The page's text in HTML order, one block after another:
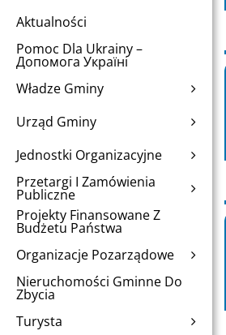
Aktualności
Pomoc Dla Ukrainy –
Допомога Україні
Władze Gminy
Urząd Gminy
Jednostki Organizacyjne
Przetargi I Zamówienia
Publiczne
Projekty Finansowane Z
Budżetu Państwa
Organizacje Pozarządowe
Nieruchomości Gminne Do
Zbycia
Turysta